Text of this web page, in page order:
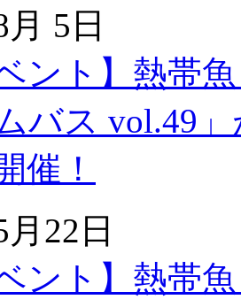
5日
ベント】熱帯
バス vol.49
催！
22日
ベント】熱帯